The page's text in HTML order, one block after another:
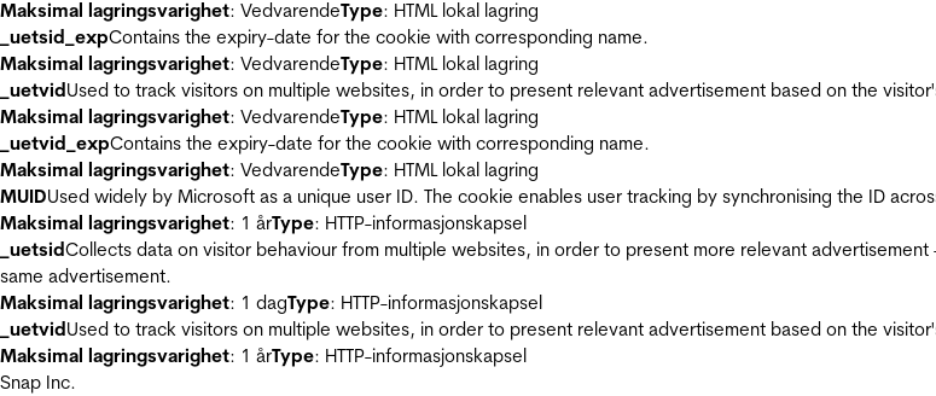
Maksimal lagringsvarighet: VedvarendeType: HTML lokal lagring
_uetsid_expContains the expiry-date for the cookie with corresponding name.
Maksimal lagringsvarighet: VedvarendeType: HTML lokal lagring
_uetvidUsed to track visitors on multiple websites, in order to present relevant advertisement based on the
Maksimal lagringsvarighet: VedvarendeType: HTML lokal lagring
_uetvid_expContains the expiry-date for the cookie with corresponding name.
Maksimal lagringsvarighet: VedvarendeType: HTML lokal lagring
MUIDUsed widely by Microsoft as a unique user ID. The cookie enables user tracking by synchronising the ID
Maksimal lagringsvarighet: 1 årType: HTTP-informasjonskapsel
_uetsidCollects data on visitor behaviour from multiple websites, in order to present more relevant
same advertisement.
Maksimal lagringsvarighet: 1 dagType: HTTP-informasjonskapsel
_uetvidUsed to track visitors on multiple websites, in order to present relevant advertisement based on the
Maksimal lagringsvarighet: 1 årType: HTTP-informasjonskapsel
Snap Inc.